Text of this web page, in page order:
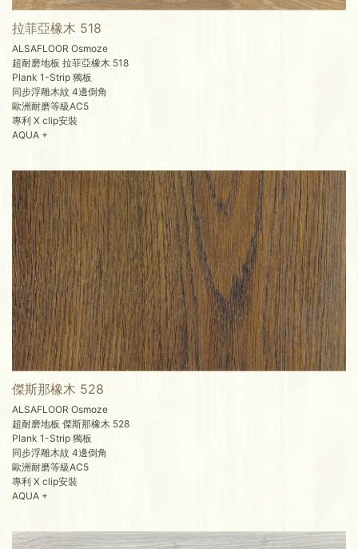
拉菲亞橡木 518
ALSAFLOOR Osmoze
超耐磨地板 拉菲亞橡木 518
Plank 1-Strip 獨板
同步浮雕木紋 4邊倒角
歐洲耐磨等級AC5
專利 X clip安裝
AQUA +
傑斯那橡木 528
ALSAFLOOR Osmoze
超耐磨地板 傑斯那橡木 528
Plank 1-Strip 獨板
同步浮雕木紋 4邊倒角
歐洲耐磨等級AC5
專利 X clip安裝
AQUA +